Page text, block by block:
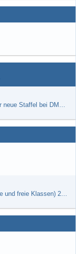
Die Modellbauer - Das Duell | Bewerbung für neue Staffel bei DMAX *Werbung*
Race Night in Lauba (LRP Offroad Challenge und freie Klassen) 25/26.08